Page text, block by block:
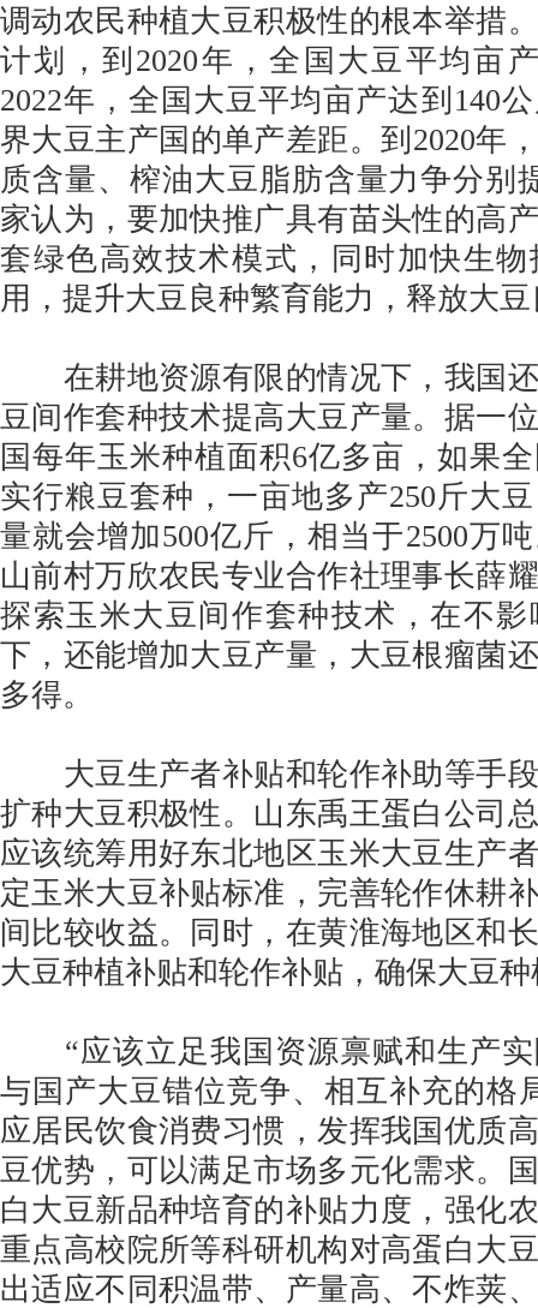
调动农民种植大豆积极性的根本举措
计划，到2020年，全国大豆平均亩
2022年，全国大豆平均亩产达到140
界大豆主产国的单产差距。到2020年
质含量、榨油大豆脂肪含量力争分别
家认为，要加快推广具有苗头性的高
套绿色高效技术模式，同时加快生
用，提升大豆良种繁育能力，释放大
在耕地资源有限的情况下，我国还
豆间作套种技术提高大豆产量。据一
国每年玉米种植面积6亿多亩，如果
实行粮豆套种，一亩地多产250斤大
量就会增加500亿斤，相当于2500万
山前村万欣农民专业合作社理事长薛
探索玉米大豆间作套种技术，在不
下，还能增加大豆产量，大豆根瘤菌
多得。
大豆生产者补贴和轮作补助等手段
扩种大豆积极性。山东禹王蛋白公司
应该统筹用好东北地区玉米大豆生产
定玉米大豆补贴标准，完善轮作休耕
间比较收益。同时，在黄淮海地区和
大豆种植补贴和轮作补贴，确保大豆
“应该立足我国资源禀赋和生产实
与国产大豆错位竞争、相互补充的格
应居民饮食消费习惯，发挥我国优质
豆优势，可以满足市场多元化需求。
白大豆新品种培育的补贴力度，强化
重点高校院所等科研机构对高蛋白大
出适应不同积温带、产量高、不炸荚